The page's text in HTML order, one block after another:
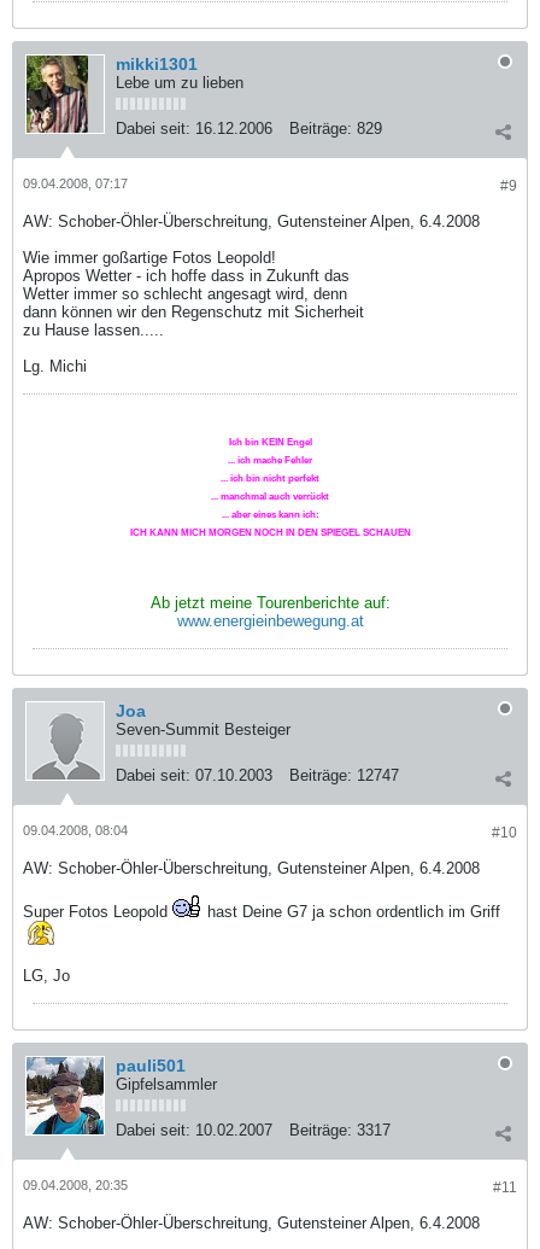
mikki1301
Lebe um zu lieben
Dabei seit: 16.12.2006 Beiträge: 829
#9
09.04.2008, 07:17
AW: Schober-Öhler-Überschreitung, Gutensteiner Alpen, 6.4.2008
Wie immer goßartige Fotos Leopold!
Apropos Wetter - ich hoffe dass in Zukunft das
Wetter immer so schlecht angesagt wird, denn
dann können wir den Regenschutz mit Sicherheit
zu Hause lassen.....
Lg. Michi
Ich bin KEIN Engel
... ich mache Fehler
... ich bin nicht perfekt
... manchmal auch verrückt
... aber eines kann ich:
ICH KANN MICH MORGEN NOCH IN DEN SPIEGEL SCHAUEN
Ab jetzt meine Tourenberichte auf:
www.energieinbewegung.at
Joa
Seven-Summit Besteiger
Dabei seit: 07.10.2003 Beiträge: 12747
#10
09.04.2008, 08:04
AW: Schober-Öhler-Überschreitung, Gutensteiner Alpen, 6.4.2008
Super Fotos Leopold hast Deine G7 ja schon ordentlich im Griff
LG, Jo
pauli501
Gipfelsammler
Dabei seit: 10.02.2007 Beiträge: 3317
#11
09.04.2008, 20:35
AW: Schober-Öhler-Überschreitung, Gutensteiner Alpen, 6.4.2008